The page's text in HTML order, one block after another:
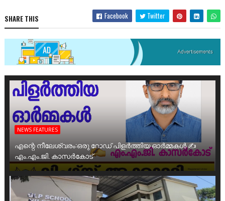
SHARE THIS Facebook Twitter
NEWS FEATURES
എന്റെ നീലേശ്വരം:ഒരു റോഡ് പിളർത്തിയ ഓർമ്മകൾ ✍️
എം.എം.ജി. കാസർകോട്